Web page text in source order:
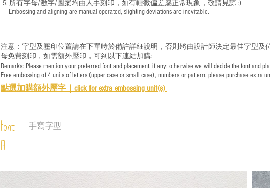
5. 所有字母/數字/圖案均由人手刻印，如有輕微偏差屬正常現象，敬請見諒 :)
​ Embossing and aligning are manual operated, slighting deviations are inevitable.
注意：字型及壓印位置請在下單時於備註詳細說明，否則將由設計師決定最佳字型及
母免費刻印，如需額外壓印，可到以下連結加購:
Remarks: Please mention your preferred font and placement, if any; otherwise we will decide the font and
Free embossing of 4 units of letters (upper case or small case), numbers or pattern, please purchase extra
點選加購額外壓字｜ click for extra embossing unit(s)
Font
A
手寫字型